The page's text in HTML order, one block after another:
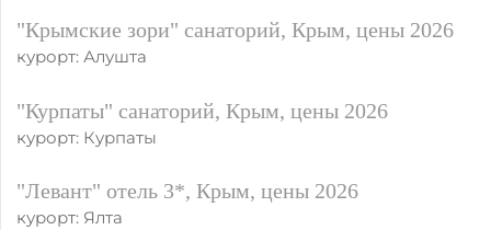
"Крымские зори" санаторий, Крым, цены 2026
курорт: Алушта
"Курпаты" санаторий, Крым, цены 2026
курорт: Курпаты
"Левант" отель 3*, Крым, цены 2026
курорт: Ялта